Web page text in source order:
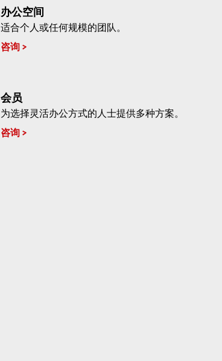
办公空间
适合个人或任何规模的团队。
咨询
会员
为选择灵活办公方式的人士提供多种方案。
咨询